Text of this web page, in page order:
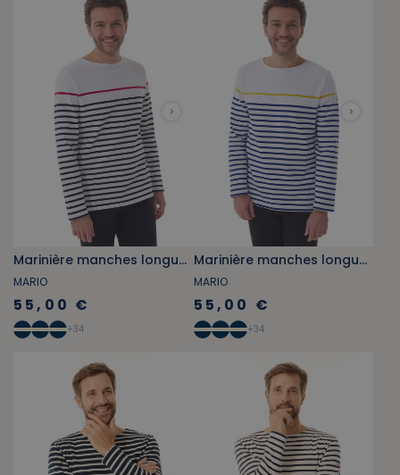
Marinière manches longues bleue et rouge
MARIO
55,00 €
+34
Marinière manches longues bleue et jaune
MARIO
55,00 €
+34